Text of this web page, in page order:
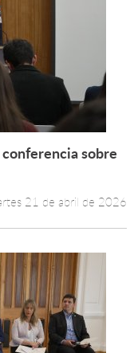
Leer más +
sobre
21 de abril de 2026